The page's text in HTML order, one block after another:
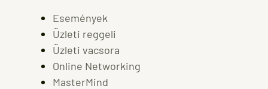
Események
Üzleti reggeli
Üzleti vacsora
Online Networking
MasterMind